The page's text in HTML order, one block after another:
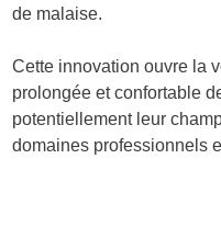
de malaise.
Cette innovation ouvre la
prolongée et confortable
potentiellement leur
domaines professionnels